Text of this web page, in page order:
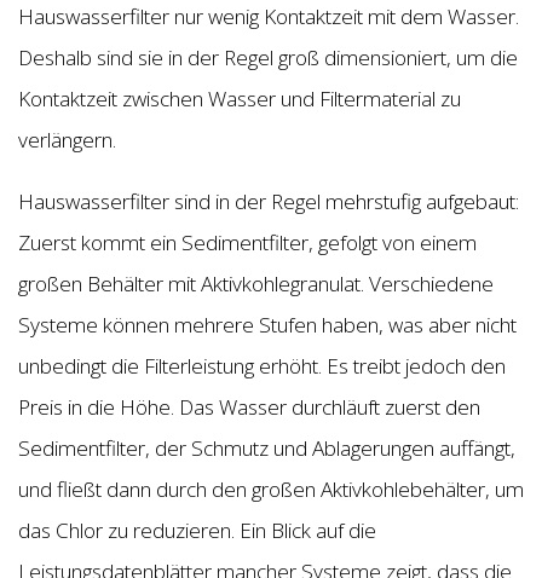
Hauswasserfilter nur wenig Kontaktzeit mit dem Wasser.
Deshalb sind sie in der Regel groß dimensioniert, um die
Kontaktzeit zwischen Wasser und Filtermaterial zu
verlängern.
Hauswasserfilter sind in der Regel mehrstufig aufgebaut:
Zuerst kommt ein Sedimentfilter, gefolgt von einem
großen Behälter mit Aktivkohlegranulat. Verschiedene
Systeme können mehrere Stufen haben, was aber nicht
unbedingt die Filterleistung erhöht. Es treibt jedoch den
Preis in die Höhe. Das Wasser durchläuft zuerst den
Sedimentfilter, der Schmutz und Ablagerungen auffängt,
und fließt dann durch den großen Aktivkohlebehälter, um
das Chlor zu reduzieren. Ein Blick auf die
Leistungsdatenblätter mancher Systeme zeigt, dass die